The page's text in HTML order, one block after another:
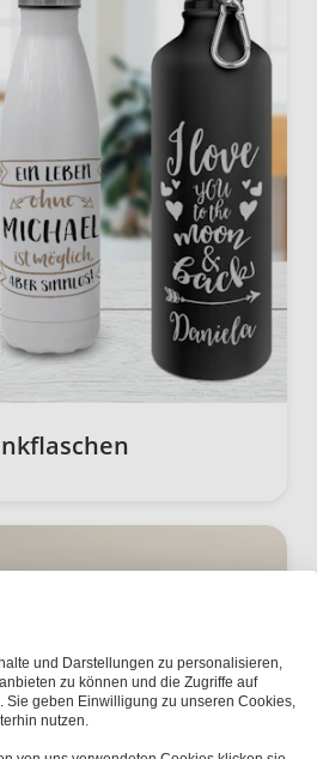
und Darstellungen zu personalisieren,
zu können und die Zugriffe auf
Sie geben Einwilligung zu unseren Cookies,
nutzen.